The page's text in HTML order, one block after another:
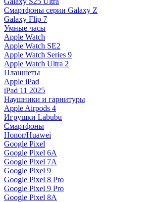
Смартфоны серии Galaxy Z
Galaxy Flip 7
Умные часы
Apple Watch
Apple Watch SE2
Apple Watch Series 9
Apple Watch Ultra 2
Планшеты
Apple iPad
iPad 11 2025
Наушники и гарнитуры
Apple Airpods 4
Игрушки Labubu
Смартфоны
Honor/Huawei
Google Pixel
Google Pixel 6A
Google Pixel 7А
Google Pixel 9
Google Pixel 8 Pro
Google Pixel 9 Pro
Google Pixel 8A